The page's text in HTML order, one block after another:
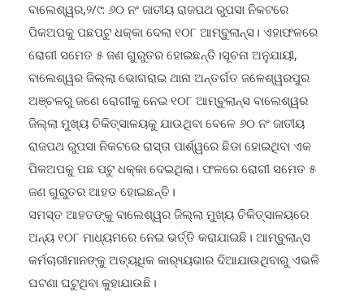
ବାଲେଶ୍ୱର,୨/୯: ୬୦ ନଂ ଜାତୀୟ ରାଜପଥ ରୁପସା ନିକଟରେ
ପିକଅପକୁ ପଛପଟୁ ଧକ୍କା ଦେଲା ୧୦୮ ଆମ୍ବୁଲାନ୍ସ। ଏହାଫଳରେ
ରୋଗୀ ସମେତ ୫ ଜଣ ଗୁରୁତର ହୋଇଛନ୍ତି।ସୂଚନା ଅନୁଯାୟୀ,
ବାଲେଶ୍ୱର ଜିଲ୍ଲା ଭୋଗରାଇ ଥାନା ଅନ୍ତର୍ଗତ ଜଳେଶ୍ୱରପୁର
ଅଞ୍ଚଳରୁ ଜଣେ ରୋଗୀକୁ ନେଇ ୧୦୮ ଆମ୍ବୁଲାନ୍ସ ବାଲେଶ୍ୱର
ଜିଲ୍ଲା ମୁଖ୍ୟ ଚିକିତ୍ସାଳୟକୁ ଯାଉଥିବା ବେଳେ ୬୦ ନଂ ଜାତୀୟ
ରାଜପଥ ରୁପସା ନିକଟରେ ରାସ୍ତା ପାର୍ଶ୍ୱରେ ଛିଡା ହୋଇଥିବା ଏକ
ପିକଅପକୁ ପଛ ପଟୁ ଧକ୍କା ଦେଇଥିଲା। ଫଳରେ ରୋଗୀ ସମେତ ୫
ଜଣ ଗୁରୁତର ଆହତ ହୋଇଛନ୍ତି।
ସମସ୍ତ ଆହତଙ୍କୁ ବାଲେଶ୍ୱର ଜିଲ୍ଲା ମୁଖ୍ୟ ଚିକିତ୍ସାଳୟରେ
ଅନ୍ୟ ୧୦୮ ମାଧ୍ୟମରେ ନେଇ ଭର୍ତ୍ତି କରାଯାଇଛି। ଆମ୍ବୁଲାନ୍ସ
କର୍ମଚାରୀମାନଙ୍କୁ ଅତ୍ୟଧିକ କାର‌୍ୟ୍ୟଭାର ଦିଆଯାଉଥିବାରୁ ଏଭଳି
ଘଟଣା ଘଟୁଥିବା କୁହାଯାଉଛି।